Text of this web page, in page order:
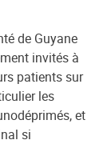
de Guyane
invités à
patients sur
les
et
si